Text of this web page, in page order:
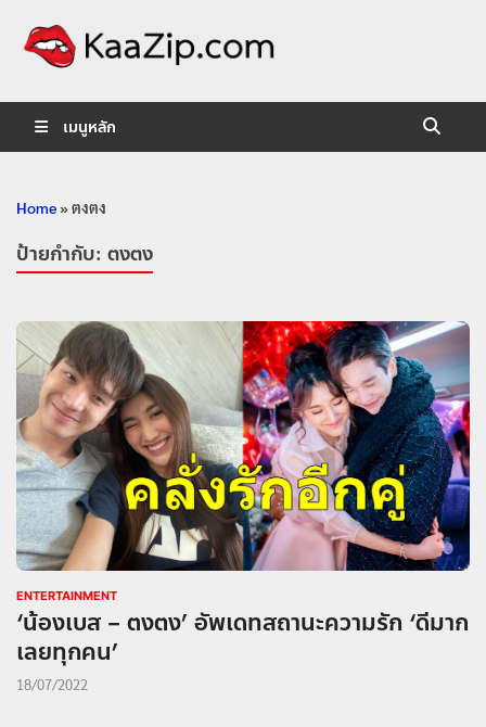
เมนูหลัก
Home»ตงตง
ป้ายกำกับ: ตงตง
ENTERTAINMENT
‘น้องเบส – ตงตง’ อัพเดทสถานะความรัก ‘ดีมาก
เลยทุกคน’
18/07/2022